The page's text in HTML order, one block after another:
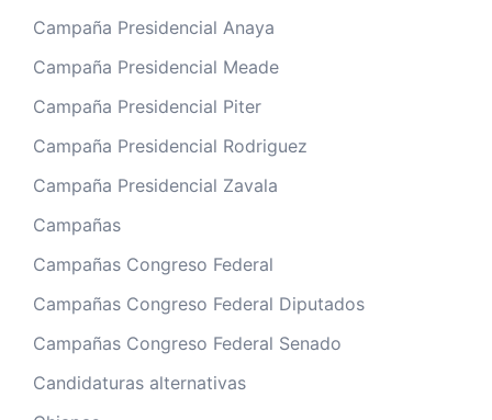
Campaña Presidencial Anaya
Campaña Presidencial Meade
Campaña Presidencial Piter
Campaña Presidencial Rodriguez
Campaña Presidencial Zavala
Campañas
Campañas Congreso Federal
Campañas Congreso Federal Diputados
Campañas Congreso Federal Senado
Candidaturas alternativas